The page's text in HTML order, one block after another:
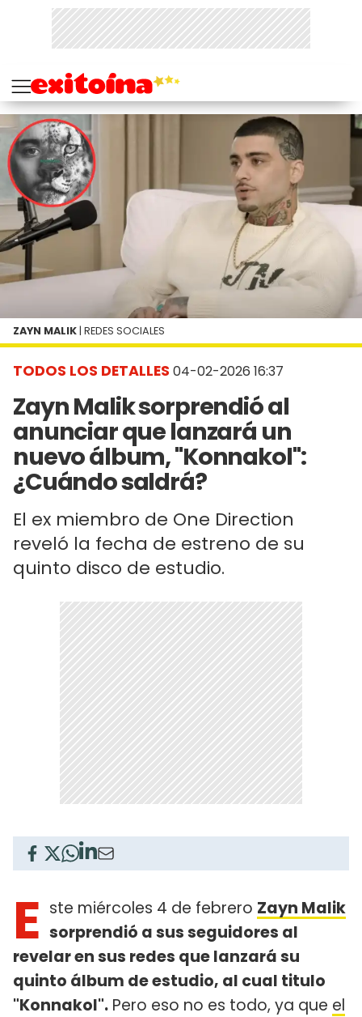
TODOS LOS DETALLES 04-02-2026 16:37
Zayn Malik sorprendió al
anunciar que lanzará un
nuevo álbum, "Konnakol":
¿Cuándo saldrá?
El ex miembro de One Direction
reveló la fecha de estreno de su
quinto disco de estudio.
ZAYN MALIK | REDES SOCIALES
E ste miércoles 4 de febrero Zayn Malik
sorprendió a sus seguidores al
revelar en sus redes que lanzará su
quinto álbum de estudio, al cual titulo
"Konnakol". Pero eso no es todo, ya que el